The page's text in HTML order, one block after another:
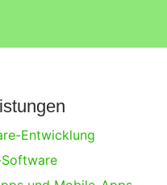
Entwicklung